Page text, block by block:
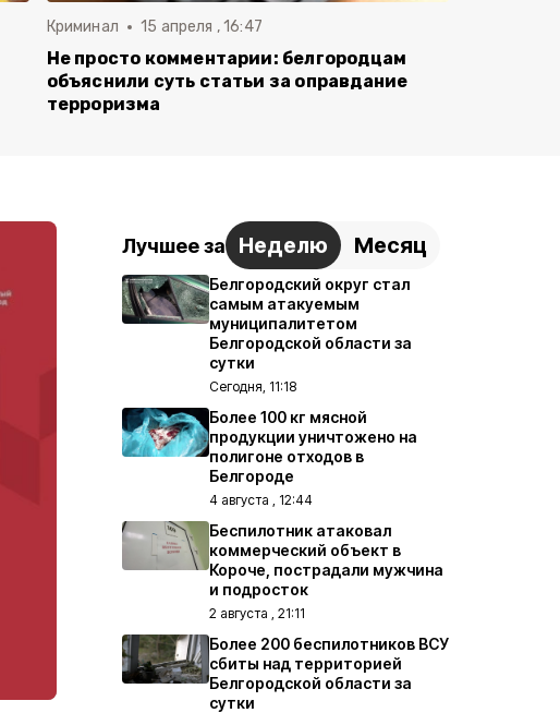
Криминал 15 апреля , 16:47
Не просто комментарии: белгородцам
объяснили суть статьи за оправдание
терроризма
Лучшее за Неделю Месяц
Белгородский округ стал
самым атакуемым
муниципалитетом
Белгородской области за
сутки
Сегодня, 11:18
Более 100 кг мясной
продукции уничтожено на
полигоне отходов в
Белгороде
4 августа , 12:44
Беспилотник атаковал
коммерческий объект в
Короче, пострадали мужчина
и подросток
2 августа , 21:11
Более 200 беспилотников ВСУ
сбиты над территорией
Белгородской области за
сутки